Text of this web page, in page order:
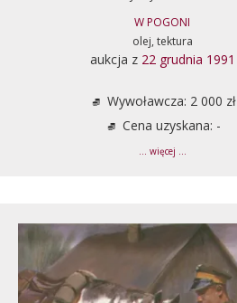
W POGONI
olej, tektura
aukcja z 22 grudnia 1991
Wywoławcza: 2 000 zł
Cena uzyskana: -
... więcej ...